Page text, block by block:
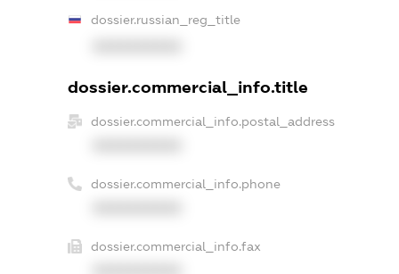
dossier.russian_reg_title
dossier.commercial_info.title
dossier.commercial_info.postal_address
dossier.commercial_info.phone
dossier.commercial_info.fax